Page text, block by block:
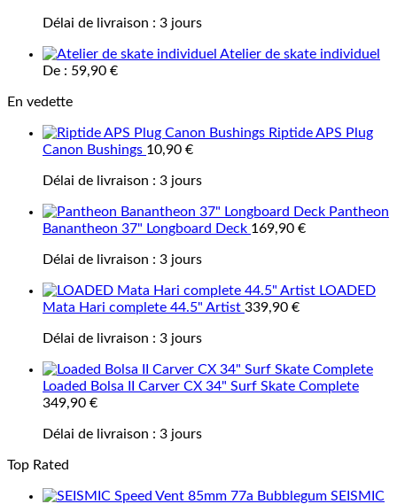
Délai de livraison : 3 jours
Atelier de skate individuel
De : 59,90 €
En vedette
Riptide APS Plug
Canon Bushings 10,90 €
Délai de livraison : 3 jours
Pantheon
Banantheon 37" Longboard Deck 169,90 €
Délai de livraison : 3 jours
LOADED
Mata Hari complete 44.5" Artist 339,90 €
Délai de livraison : 3 jours
Loaded Bolsa II Carver CX 34" Surf Skate Complete
349,90 €
Délai de livraison : 3 jours
Top Rated
SEISMIC